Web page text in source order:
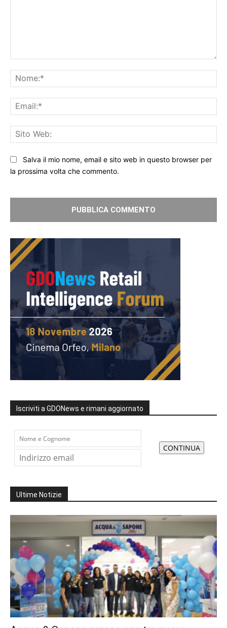
Salva il mio nome, email e sito web in questo browser per
la prossima volta che commento.
Iscriviti a GDONews e rimani aggiornato
Ultime Notizie